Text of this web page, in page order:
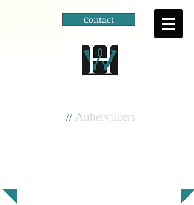
Contact
//Aubervilliers